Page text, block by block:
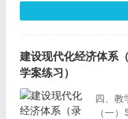
改革
将改革
好改
中心议
建设现代化经济体系
学案练习）
四、教
（一